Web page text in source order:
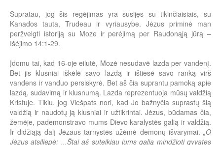
Supratau, jog šis regėjimas yra susijęs su tikinčiaisiais, su
Kanados tauta, Trudeau ir vyriausybe. Jėzus priminė man
peržvelgti istoriją su Moze ir perėjimą per Raudonąją jūrą –
Išėjimo 14:1-29.
Įdomu tai, kad 16-oje eilutė, Mozė nesudavė lazda per vandenį.
Bet jis klusniai iškėlė savo lazdą ir ištiesė savo ranką virš
vandens ir vanduo persiskyrė. Bet aš čia suprantu pamoką apie
lazdą, sudavimą ir klusnumą. Lazda reprezentuoja mūsų valdžią
Kristuje. Tikiu, jog Viešpats nori, kad Jo bažnyčia suprastų šią
valdžią ir naudotų ją klusniai ir užtikrintai. Jėzus, būdamas čia,
žemėje, pademonstravo mums Dievo karalystės galią ir valdžią.
Ir didžiąją dalį Jėzaus tarnystės užėmė demonų išvarymai. „O
Jėzus atsiliepė: ...Štai aš suteikiau jums galią mindžioti gyvates